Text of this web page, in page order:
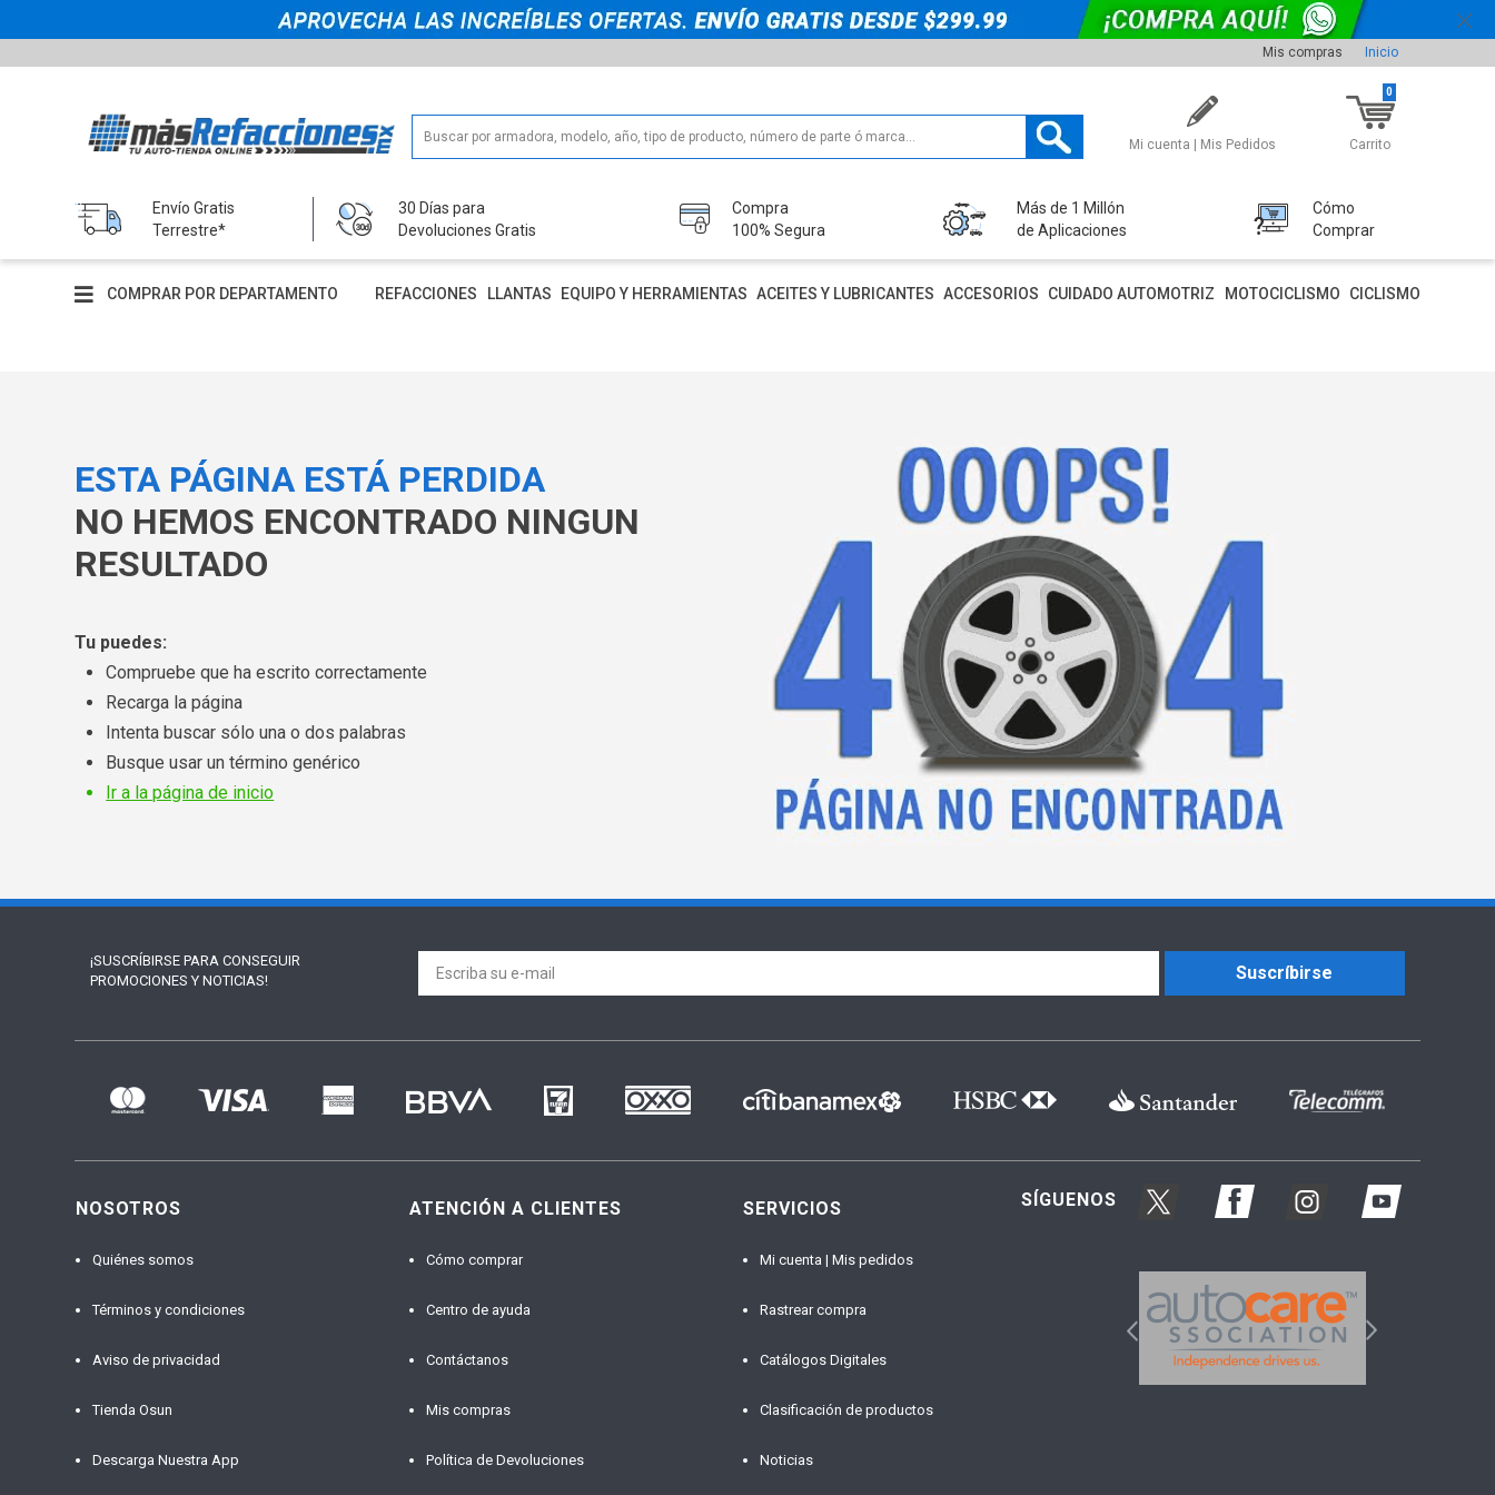
Mis compras Inicio
Mi cuenta | Mis Pedidos Carrito
0
Envío Gratis
Terrestre*
30 Días para
Devoluciones Gratis
Compra
100% Segura
Más de 1 Millón
de Aplicaciones
Cómo
Comprar
COMPRAR POR DEPARTAMENTO REFACCIONES LLANTAS EQUIPO Y HERRAMIENTAS ACEITES Y LUBRICANTES ACCESORIOS CUIDADO AUTOMOTRIZ MOTOCICLISMO CICLISMO
ESTA PÁGINA ESTÁ PERDIDA
NO HEMOS ENCONTRADO NINGUN
RESULTADO
Tu puedes:
Compruebe que ha escrito correctamente
Recarga la página
Intenta buscar sólo una o dos palabras
Busque usar un término genérico
Ir a la página de inicio
¡SUSCRÍBIRSE PARA CONSEGUIR
PROMOCIONES Y NOTICIAS!
Suscríbirse
NOSOTROS
Quiénes somos
Términos y condiciones
Aviso de privacidad
Tienda Osun
Descarga Nuestra App
ATENCIÓN A CLIENTES
Cómo comprar
Centro de ayuda
Contáctanos
Mis compras
Política de Devoluciones
SERVICIOS
Mi cuenta | Mis pedidos
Rastrear compra
Catálogos Digitales
Clasificación de productos
Noticias
SÍGUENOS